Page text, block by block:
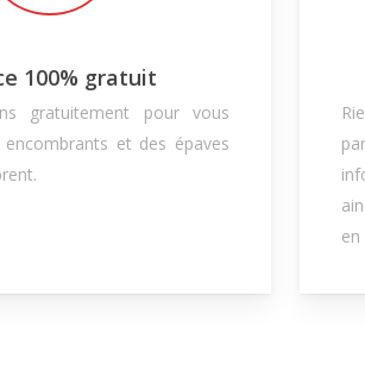
100% gratuit
gratuitement pour vous
encombrants et des épaves
en